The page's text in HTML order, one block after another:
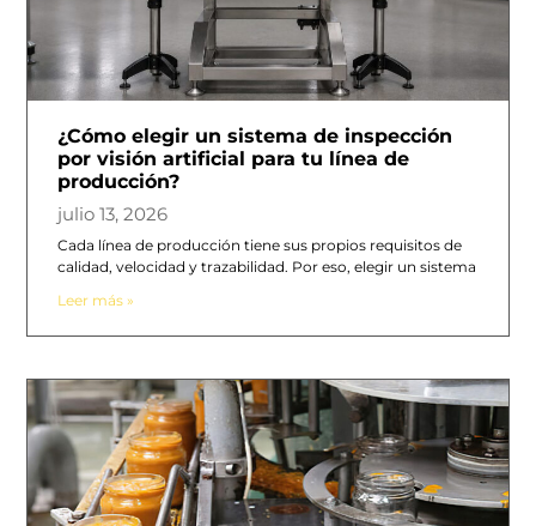
¿Cómo elegir un sistema de inspección
por visión artificial para tu línea de
producción?
julio 13, 2026
Cada línea de producción tiene sus propios requisitos de
calidad, velocidad y trazabilidad. Por eso, elegir un sistema
Leer más »